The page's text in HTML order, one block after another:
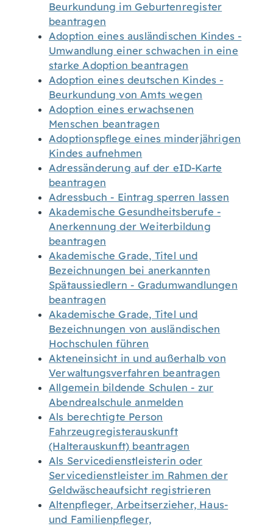
Beurkundung im Geburtenregister
beantragen
Adoption eines ausländischen Kindes -
Umwandlung einer schwachen in eine
starke Adoption beantragen
Adoption eines deutschen Kindes -
Beurkundung von Amts wegen
Adoption eines erwachsenen
Menschen beantragen
Adoptionspflege eines minderjährigen
Kindes aufnehmen
Adressänderung auf der eID-Karte
beantragen
Adressbuch - Eintrag sperren lassen
Akademische Gesundheitsberufe -
Anerkennung der Weiterbildung
beantragen
Akademische Grade, Titel und
Bezeichnungen bei anerkannten
Spätaussiedlern - Gradumwandlungen
beantragen
Akademische Grade, Titel und
Bezeichnungen von ausländischen
Hochschulen führen
Akteneinsicht in und außerhalb von
Verwaltungsverfahren beantragen
Allgemein bildende Schulen - zur
Abendrealschule anmelden
Als berechtigte Person
Fahrzeugregisterauskunft
(Halterauskunft) beantragen
Als Servicedienstleisterin oder
Servicedienstleister im Rahmen der
Geldwäscheaufsicht registrieren
Altenpfleger, Arbeitserzieher, Haus-
und Familienpfleger,